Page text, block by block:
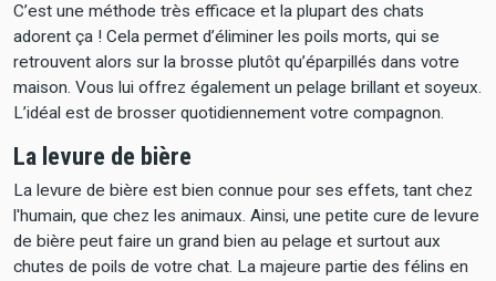
C’est une méthode très efficace et la plupart des chats
adorent ça ! Cela permet d’éliminer les poils morts, qui se
retrouvent alors sur la brosse plutôt qu’éparpillés dans votre
maison. Vous lui offrez également un pelage brillant et soyeux.
L’idéal est de brosser quotidiennement votre compagnon.
La levure de bière
La levure de bière est bien connue pour ses effets, tant chez
l'humain, que chez les animaux. Ainsi, une petite cure de levure
de bière peut faire un grand bien au pelage et surtout aux
chutes de poils de votre chat. La majeure partie des félins en